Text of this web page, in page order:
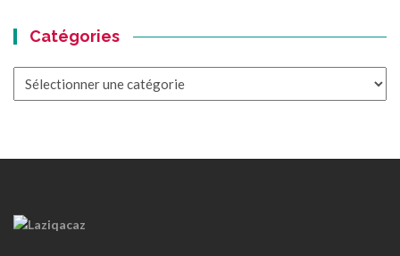
Catégories
Catégories